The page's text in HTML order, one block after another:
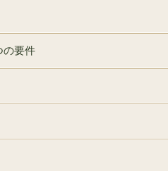
の要件